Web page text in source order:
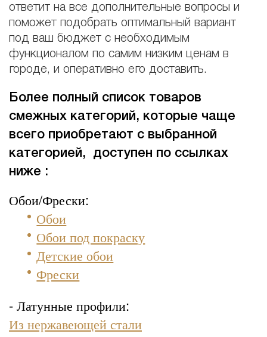
ответит на все дополнительные вопросы и
поможет подобрать оптимальный вариант
под ваш бюджет с необходимым
функционалом по самим низким ценам в
городе, и оперативно его доставить.
Более полный список товаров
смежных категорий, которые чаще
всего приобретают с выбранной
категорией, доступен по ссылках
ниже :
Обои/Фрески:
Обои
Обои под покраску
Детские обои
Фрески
- Латунные профили:
Из нержавеющей стали